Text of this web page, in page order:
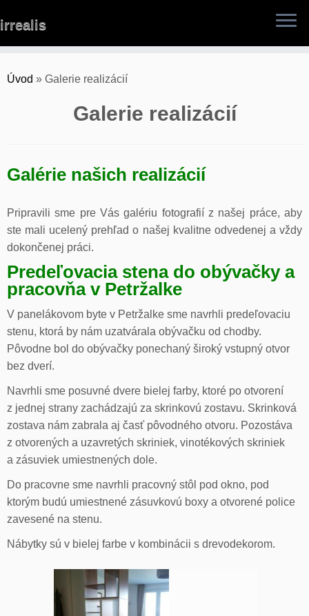
to
irrealis
Úvod » Galerie realizácií
Galerie realizácií
Galérie našich realizácií
Pripravili sme pre Vás galériu fotografií z našej práce, aby
ste mali ucelený prehľad o našej kvalitne odvedenej a vždy
dokončenej práci.
Predeľovacia stena do obývačky a
pracovňa v Petržalke
V panelákovom byte v Petržalke sme navrhli predeľovaciu
stenu, ktorá by nám uzatvárala obývačku od chodby.
Pôvodne bol do obývačky ponechaný široký vstupný otvor
bez dverí.
Navrhli sme posuvné dvere bielej farby, ktoré po otvorení
z jednej strany zachádzajú za skrinkovú zostavu. Skrinková
zostava nám zabrala aj časť pôvodného otvoru. Pozostáva
z otvorených a uzavretých skriniek, vinotékových skriniek
a zásuviek umiestnených dole.
Do pracovne sme navrhli pracovný stôl pod okno, pod
ktorým budú umiestnené zásuvkovú boxy a otvorené police
zavesené na stenu.
Nábytky sú v bielej farbe v kombinácii s drevodekorom.